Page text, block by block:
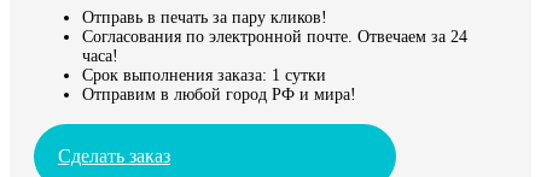
Отправь в печать за пару кликов!
Согласования по электронной почте. Отвечаем за 24
часа!
Срок выполнения заказа: 1 сутки
Отправим в любой город РФ и мира!
Сделать заказ